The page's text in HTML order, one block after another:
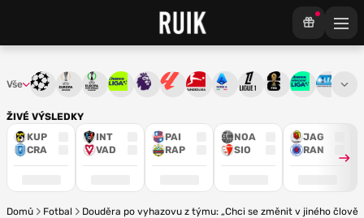
ŽIVÉ VÝSLEDKY
KUP
CRA
INT
VAD
PAI
RAP
NOA
SIO
JAG
RAN
Vše Liga mistrůEvropská liga
Konferenční liga
Chance ligaPremier League
La LigaBundesliga
Serie ALigue 1Mistrovství světa
Chance3. ČFL
Domů Fotbal Douděra po vyhazovu z týmu: „Chci se změnit v jiného